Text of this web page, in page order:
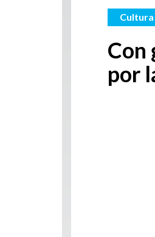
Cultura
Con
por